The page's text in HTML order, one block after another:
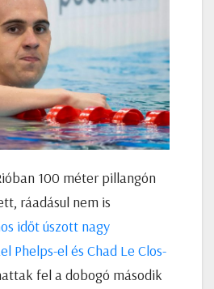
100 méter pillangón
ráadásul nem is
időt úszott nagy
Phelps-el és Chad Le Clos-
fel a dobogó második